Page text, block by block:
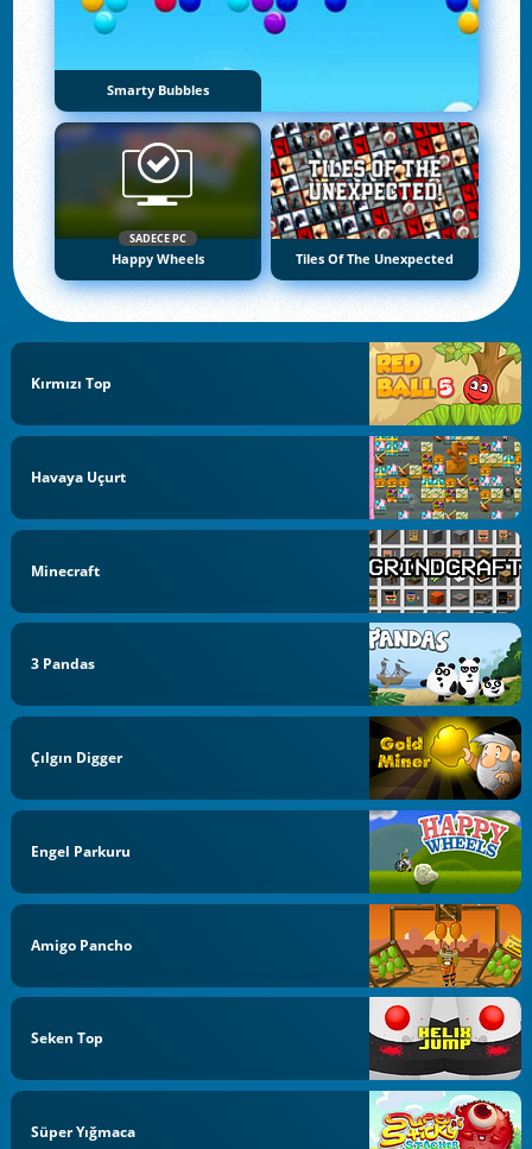
Smarty Bubbles
SADECE PC
Happy Wheels Tiles Of The Unexpected
Kırmızı Top
Havaya Uçurt
Minecraft
3 Pandas
Çılgın Digger
Engel Parkuru
Amigo Pancho
Seken Top
Süper Yığmaca